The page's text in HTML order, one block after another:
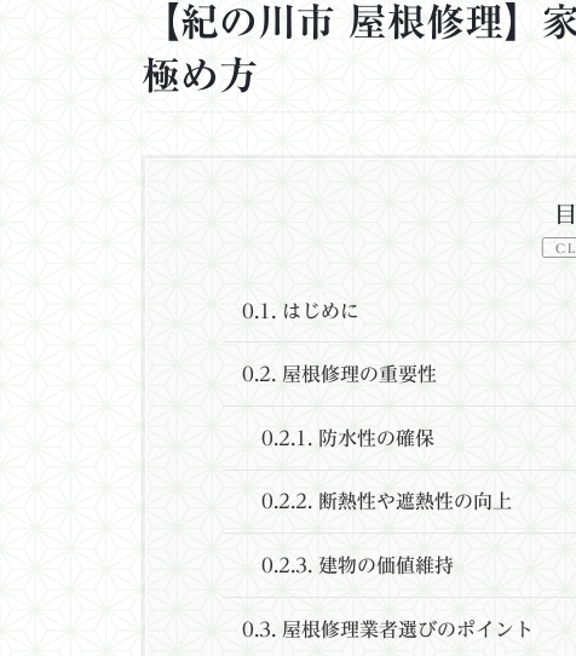
【紀の川市 屋根修理】
極め方
0.1. はじめに
0.2. 屋根修理の重要性
0.2.1. 防水性の確保
0.2.2. 断熱性や遮熱性の向上
0.2.3. 建物の価値維持
0.3. 屋根修理業者選びのポイント